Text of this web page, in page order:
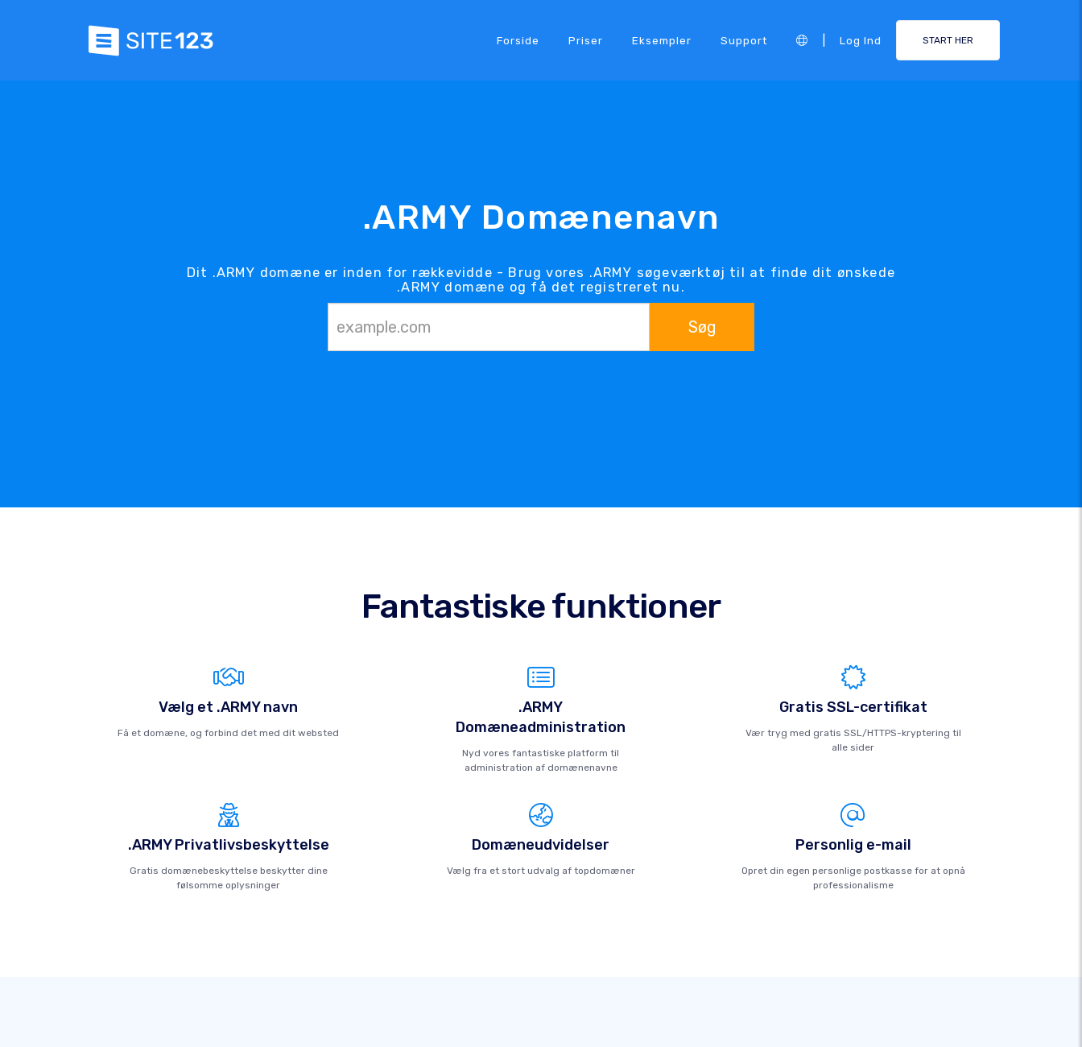
Forside Priser Eksempler Support Log Ind START HER
.ARMY Domænenavn
Dit .ARMY domæne er inden for rækkevidde - Brug vores .ARMY søgeværktøj til at finde dit ønskede
.ARMY domæne og få det registreret nu.
Søg
Fantastiske funktioner
Vælg et .ARMY navn
Få et domæne, og forbind det med dit websted
.ARMY
Domæneadministration
Nyd vores fantastiske platform til
administration af domænenavne
Gratis SSL-certifikat
Vær tryg med gratis SSL/HTTPS-kryptering til
alle sider
.ARMY Privatlivsbeskyttelse
Gratis domænebeskyttelse beskytter dine
følsomme oplysninger
Domæneudvidelser
Vælg fra et stort udvalg af topdomæner
Personlig e-mail
Opret din egen personlige postkasse for at opnå
professionalisme